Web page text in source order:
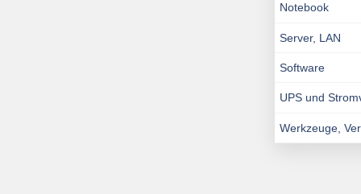
Notebook
Server, LAN
Software
UPS und
Werkzeuge,